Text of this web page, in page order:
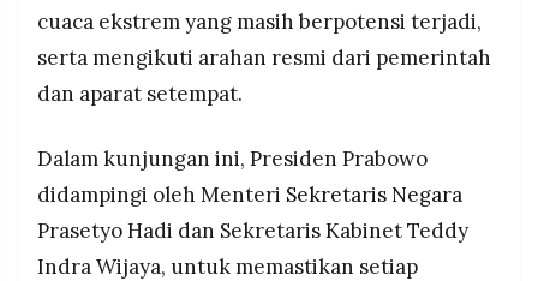
cuaca ekstrem yang masih berpotensi terjadi,
serta mengikuti arahan resmi dari pemerintah
dan aparat setempat.
Dalam kunjungan ini, Presiden Prabowo
didampingi oleh Menteri Sekretaris Negara
Prasetyo Hadi dan Sekretaris Kabinet Teddy
Indra Wijaya, untuk memastikan setiap